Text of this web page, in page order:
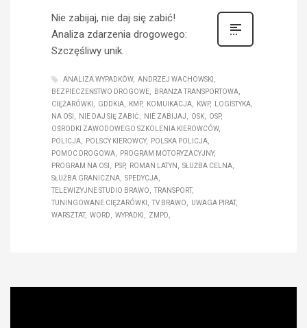
Nie zabijaj, nie daj się zabić!
Analiza zdarzenia drogowego:
Szczęśliwy unik.
ANALIZA WYPADKÓW
ANDRZEJ WACHOWSKI
BEZPIECZEŃSTWO DROGOWE
BRANŻA TRANSPORTOWA
CIĘŻARÓWKI
GDDKIA KMP KOMUIKACJA KWP
LOGISTYKA
NA OSI
NIE DAJ SIĘ ZABIĆ NIE ZABIJAJ OSK
OSP
OŚRODKI ZAWODOWEGO SZKOLENIA KIEROWCÓW
POLICJA
POLSCY KIEROWCY
POLSKA POLICJA
POMOC DROGOWA
PROGRAM MOTORYZACYJNY
PROGRAM NA OSI
PSP ROMAN LATYN
SŁUŻBA CELNA
SŁUŻBA GRANICZNA
SPEDYCJA
TELEWIZYJNE STUDIO BRAWO
TRANSPORT
TUNINGOWANE CIĘŻARÓWKI
TV BRAWO
UWAGA PIRAT
WARSZTAT
WORD WYPADKI ZMPD